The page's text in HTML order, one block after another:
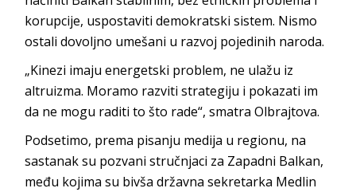
korupcije, uspostaviti demokratski sistem. Nismo
ostali dovoljno umešani u razvoj pojedinih naroda.
„Kinezi imaju energetski problem, ne ulažu iz
altruizma. Moramo razviti strategiju i pokazati im
da ne mogu raditi to što rade“, smatra Olbrajtova.
Podsetimo, prema pisanju medija u regionu, na
sastanak su pozvani stručnjaci za Zapadni Balkan,
među kojima su bivša državna sekretarka Medlin